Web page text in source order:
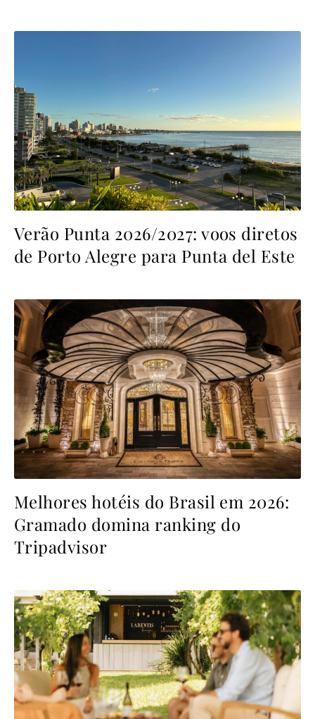
Verão Punta 2026/2027: voos diretos
de Porto Alegre para Punta del Este
Melhores hotéis do Brasil em 2026:
Gramado domina ranking do
Tripadvisor